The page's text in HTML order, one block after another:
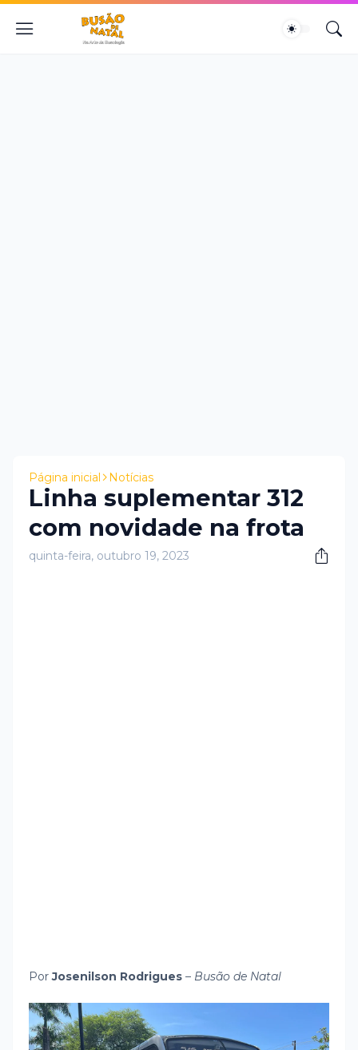
Página inicial Notícias
Linha suplementar 312
com novidade na frota
quinta-feira, outubro 19, 2023
PorJosenilson Rodrigues – Busão de Natal